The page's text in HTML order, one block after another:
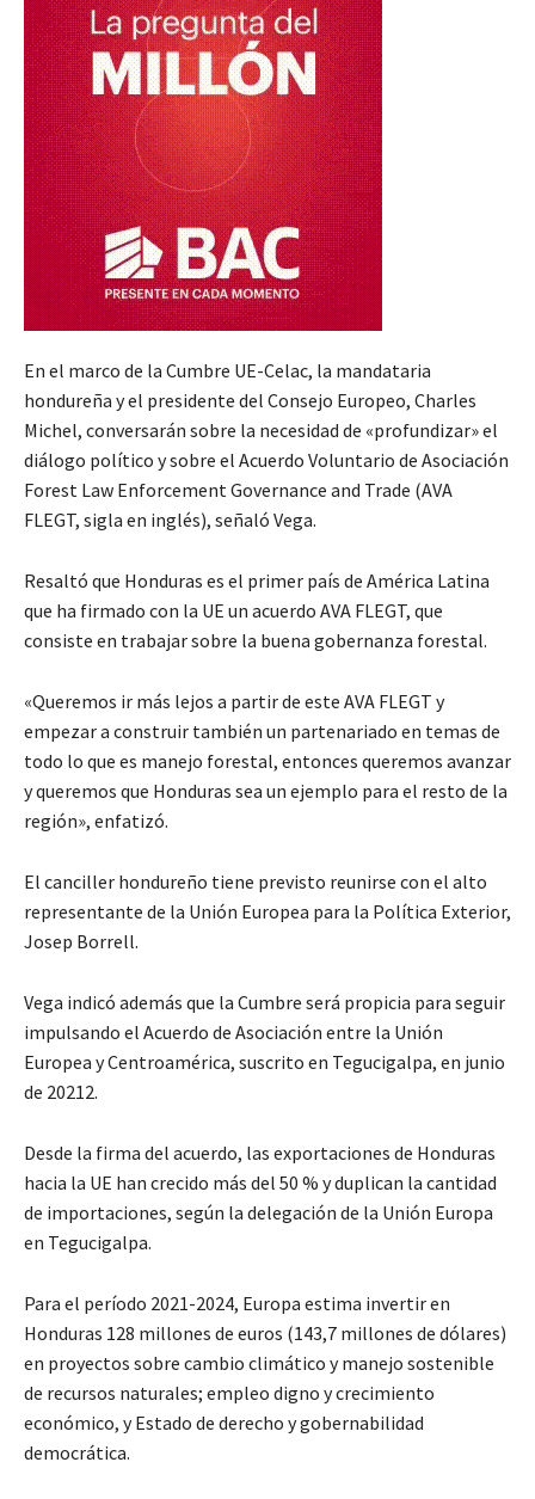
En el marco de la Cumbre UE-Celac, la mandataria
hondureña y el presidente del Consejo Europeo, Charles
Michel, conversarán sobre la necesidad de «profundizar» el
diálogo político y sobre el Acuerdo Voluntario de Asociación
Forest Law Enforcement Governance and Trade (AVA
FLEGT, sigla en inglés), señaló Vega.
Resaltó que Honduras es el primer país de América Latina
que ha firmado con la UE un acuerdo AVA FLEGT, que
consiste en trabajar sobre la buena gobernanza forestal.
«Queremos ir más lejos a partir de este AVA FLEGT y
empezar a construir también un partenariado en temas de
todo lo que es manejo forestal, entonces queremos avanzar
y queremos que Honduras sea un ejemplo para el resto de la
región», enfatizó.
El canciller hondureño tiene previsto reunirse con el alto
representante de la Unión Europea para la Política Exterior,
Josep Borrell.
Vega indicó además que la Cumbre será propicia para seguir
impulsando el Acuerdo de Asociación entre la Unión
Europea y Centroamérica, suscrito en Tegucigalpa, en junio
de 20212.
Desde la firma del acuerdo, las exportaciones de Honduras
hacia la UE han crecido más del 50 % y duplican la cantidad
de importaciones, según la delegación de la Unión Europa
en Tegucigalpa.
Para el período 2021-2024, Europa estima invertir en
Honduras 128 millones de euros (143,7 millones de dólares)
en proyectos sobre cambio climático y manejo sostenible
de recursos naturales; empleo digno y crecimiento
económico, y Estado de derecho y gobernabilidad
democrática.